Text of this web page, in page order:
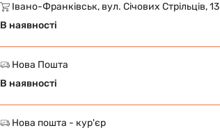
Івано-Франківськ, вул. Січових Стрільців, 13
В наявності
Нова Пошта
В наявності
Нова пошта - кур'єр